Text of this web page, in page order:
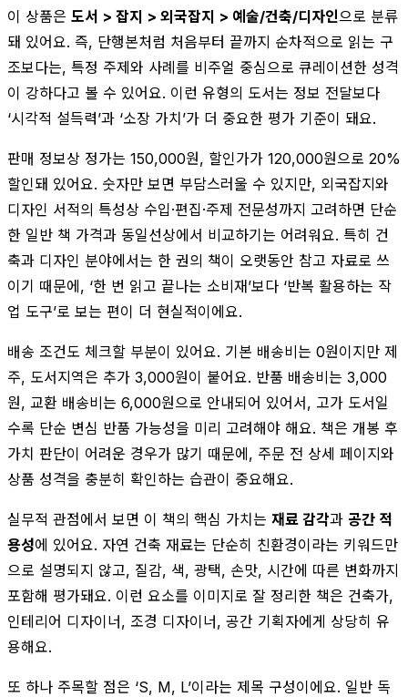
이 상품은 도서 > 잡지 > 외국잡지 > 예술/건축/디자인으로 분류
돼 있어요. 즉, 단행본처럼 처음부터 끝까지 순차적으로 읽는 구
조보다는, 특정 주제와 사례를 비주얼 중심으로 큐레이션한 성격
이 강하다고 볼 수 있어요. 이런 유형의 도서는 정보 전달보다
‘시각적 설득력’과 ‘소장 가치’가 더 중요한 평가 기준이 돼요.
판매 정보상 정가는 150,000원, 할인가가 120,000원으로 20%
할인돼 있어요. 숫자만 보면 부담스러울 수 있지만, 외국잡지와
디자인 서적의 특성상 수입·편집·주제 전문성까지 고려하면 단순
한 일반 책 가격과 동일선상에서 비교하기는 어려워요. 특히 건
축과 디자인 분야에서는 한 권의 책이 오랫동안 참고 자료로 쓰
이기 때문에, ‘한 번 읽고 끝나는 소비재’보다 ‘반복 활용하는 작
업 도구’로 보는 편이 더 현실적이에요.
배송 조건도 체크할 부분이 있어요. 기본 배송비는 0원이지만 제
주, 도서지역은 추가 3,000원이 붙어요. 반품 배송비는 3,000
원, 교환 배송비는 6,000원으로 안내되어 있어서, 고가 도서일
수록 단순 변심 반품 가능성을 미리 고려해야 해요. 책은 개봉 후
가치 판단이 어려운 경우가 많기 때문에, 주문 전 상세 페이지와
상품 성격을 충분히 확인하는 습관이 중요해요.
실무적 관점에서 보면 이 책의 핵심 가치는 재료 감각과 공간 적
용성에 있어요. 자연 건축 재료는 단순히 친환경이라는 키워드만
으로 설명되지 않고, 질감, 색, 광택, 손맛, 시간에 따른 변화까지
포함해 평가돼요. 이런 요소를 이미지로 잘 정리한 책은 건축가,
인테리어 디자이너, 조경 디자이너, 공간 기획자에게 상당히 유
용해요.
또 하나 주목할 점은 ‘S, M, L’이라는 제목 구성이에요. 일반 독